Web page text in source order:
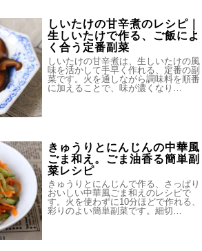
しいたけの甘辛煮のレシピ｜
生しいたけで作る、ご飯によ
く合う定番副菜
しいたけの甘辛煮は、生しいたけの風
味を活かして手早く作れる、定番の副
菜です。火を通しながら調味料を順番
に加えることで、味が濃くなり…
きゅうりとにんじんの中華風
ごま和え。ごま油香る簡単副
菜レシピ
きゅうりとにんじんで作る、さっぱり
おいしい中華風ごま和えのレシピで
す。火を使わずに10分ほどで作れる、
彩りのよい簡単副菜です。細切…